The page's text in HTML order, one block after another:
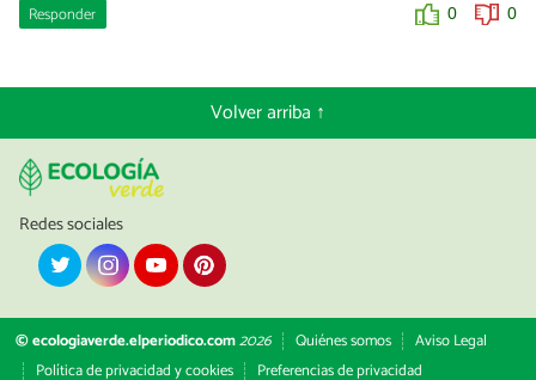
Responder 0 0
Volver arriba ↑
Redes sociales
© ecologiaverde.elperiodico.com2026 Quiénes somos
Aviso Legal
Política de privacidad y cookies
Preferencias de privacidad